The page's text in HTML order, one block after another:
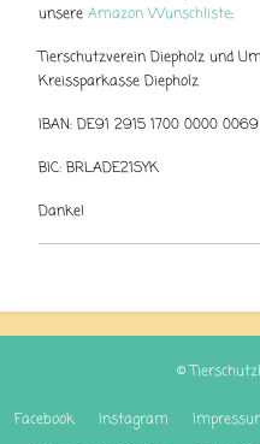
unsere Amazon Wunschliste:
Tierschutzverein Diepholz und
Kreissparkasse Diepholz
IBAN: DE91 2915 1700 0000
BIC: BRLADE21SYK
Danke!
©
Facebook Instagram